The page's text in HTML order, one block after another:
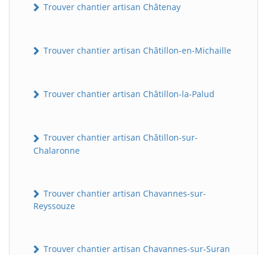
Trouver chantier artisan Châtenay
Trouver chantier artisan Châtillon-en-Michaille
Trouver chantier artisan Châtillon-la-Palud
Trouver chantier artisan Châtillon-sur-
Chalaronne
Trouver chantier artisan Chavannes-sur-
Reyssouze
Trouver chantier artisan Chavannes-sur-Suran